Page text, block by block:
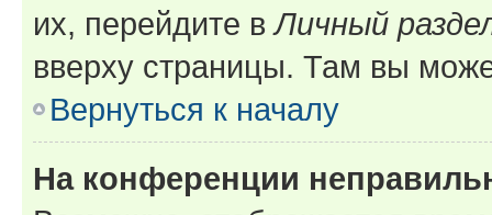
их, перейдите вЛичный
вверху страницы. Там вы
Вернуться к началу
На конференции